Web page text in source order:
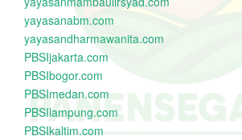
yayasanabm.com
yayasandharmawanita.com
PBSIjakarta.com
PBSIbogor.com
PBSImedan.com
PBSIlampung.com
PBSIkaltim.com